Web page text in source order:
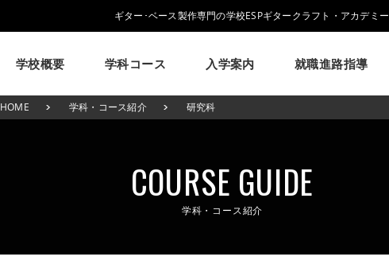
ギター･ベース製作専門の学校ESPギタークラフト・アカデミー
学校概要
学校概要
学科コース
学科コース
入学案内
入学案内
就職進路指導
就職進路指導
ESPについて
GCAの人気動画紹介
HOME 学科・コース紹介 研究科
COURSE GUIDE
学科・コース紹介